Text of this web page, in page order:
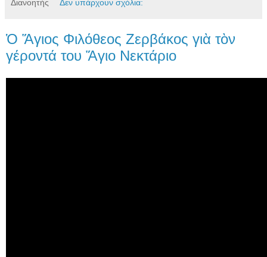
Διανοητής Δεν υπάρχουν σχόλια:
Ὁ Ἅγιος Φιλόθεος Ζερβάκος γιὰ τὸν
γέροντά του Ἅγιο Νεκτάριο